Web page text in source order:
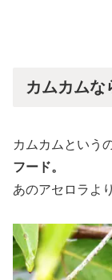
カムカムな
カムカムという
フード。
あのアセロラよ